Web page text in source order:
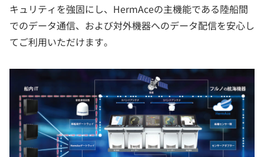
キュリティを強固にし、HermAceの主機能である陸船間
でのデータ通信、および対外機器へのデータ配信を安心し
てご利用いただけます。